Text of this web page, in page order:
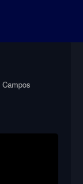
Campos